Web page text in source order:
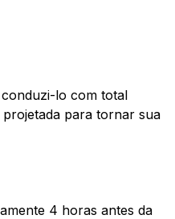
lo com total
para tornar sua
4 horas antes da